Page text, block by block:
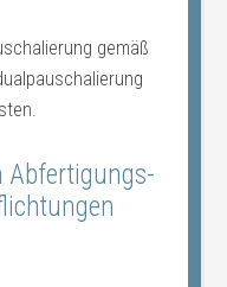
gemäß
Abfertigungs-